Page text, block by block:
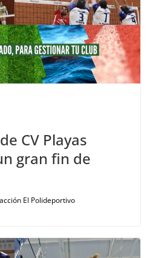
CV Playas
gran fin de
El Polideportivo